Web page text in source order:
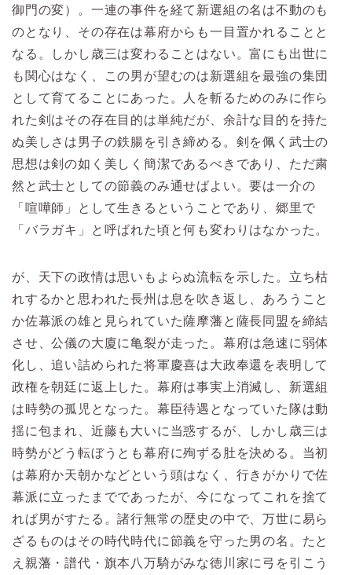
御門の変）。一連の事件を経て新選組の名は不動のも
のとなり、その存在は幕府からも一目置かれることと
なる。しかし歳三は変わることはない。富にも出世に
も関心はなく、この男が望むのは新選組を最強の集団
として育てることにあった。人を斬るためのみに作ら
れた剣はその存在目的は単純だが、余計な目的を持た
ぬ美しさは男子の鉄腸を引き締める。剣を佩く武士の
思想は剣の如く美しく簡潔であるべきであり、ただ粛
然と武士としての節義のみ通せばよい。要は一介の
「喧嘩師」として生きるということであり、郷里で
「バラガキ」と呼ばれた頃と何も変わりはなかった。
が、天下の政情は思いもよらぬ流転を示した。立ち枯
れするかと思われた長州は息を吹き返し、あろうこと
か佐幕派の雄と見られていた薩摩藩と薩長同盟を締結
させ、公儀の大廈に亀裂が走った。幕府は急速に弱体
化し、追い詰められた将軍慶喜は大政奉還を表明して
政権を朝廷に返上した。幕府は事実上消滅し、新選組
は時勢の孤児となった。幕臣待遇となっていた隊は動
揺に包まれ、近藤も大いに当惑するが、しかし歳三は
時勢がどう転ぼうとも幕府に殉ずる肚を決める。当初
は幕府か天朝かなどという頭はなく、行きがかりで佐
幕派に立ったまでであったが、今になってこれを捨て
れば男がすたる。諸行無常の歴史の中で、万世に易ら
ざるものはその時代時代に節義を守った男の名。たと
え親藩・譜代・旗本八万騎がみな徳川家に弓を引こう